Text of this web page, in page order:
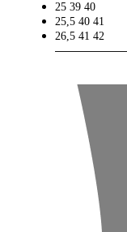
25 39 40
25,5 40 41
26,5 41 42